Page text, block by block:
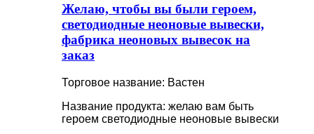
Желаю, чтобы вы были героем,
светодиодные неоновые вывески,
фабрика неоновых вывесок на
заказ
Торговое название: Вастен
Название продукта: желаю вам быть
героем светодиодные неоновые вывески